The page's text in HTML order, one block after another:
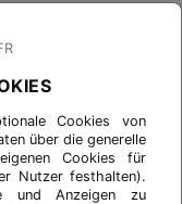
Cookies von
über die generelle
Cookies für
Nutzer festhalten).
und Anzeigen zu